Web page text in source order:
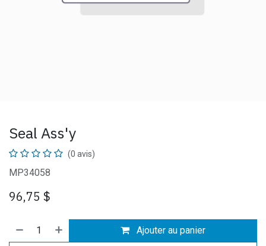
Seal Ass'y
(0 avis)
MP34058
96,75 $
Ajouter au panier